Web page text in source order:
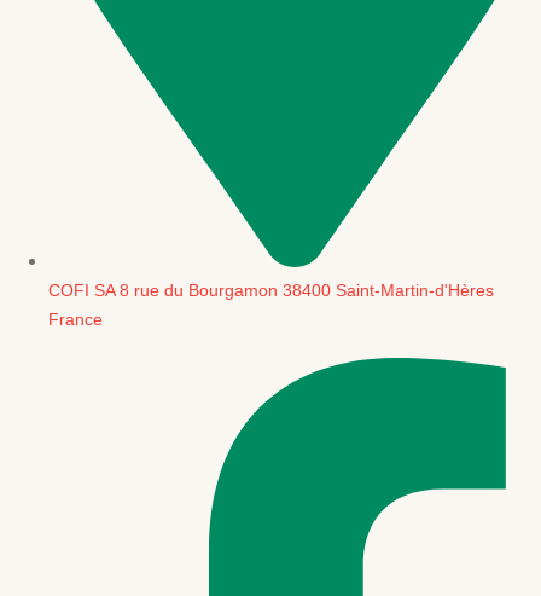
COFI SA 8 rue du Bourgamon 38400 Saint-Martin-d'Hères
France